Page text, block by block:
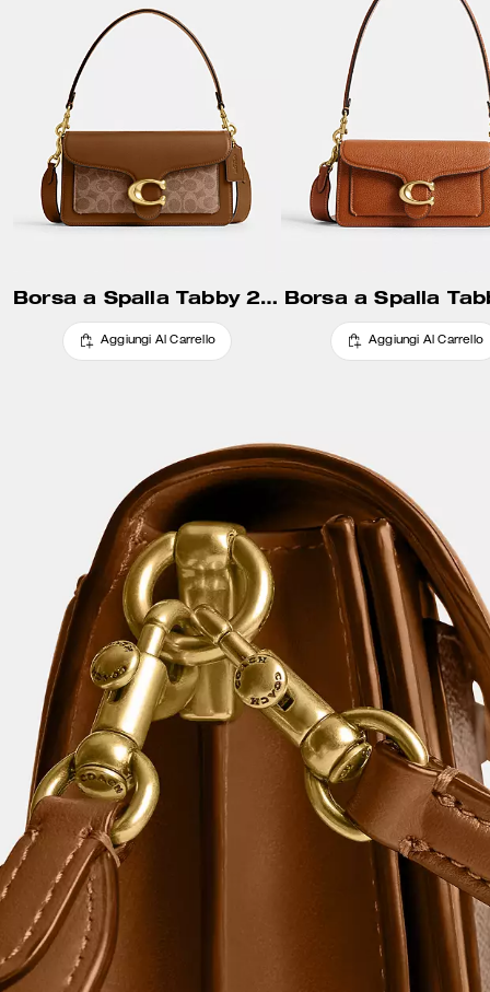
Borsa a Spalla Tabby 26 in Tela Signature
Aggiungi Al Carrello
Borsa a Spalla
Aggiungi Al Carrello